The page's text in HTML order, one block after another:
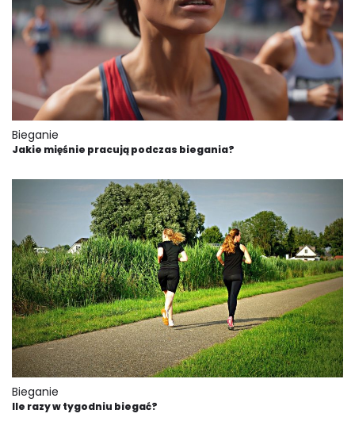
Bieganie
Jakie mięśnie pracują podczas biegania?
Bieganie
Ile razy w tygodniu biegać?